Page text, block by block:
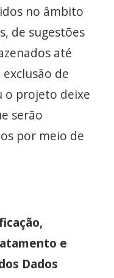
no âmbito
de sugestões
até
de
o projeto deixe
serão
por meio de
e
Dados